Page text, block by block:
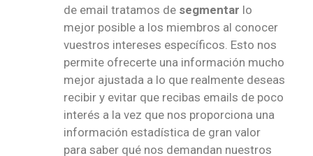
de email tratamos de segmentar lo
mejor posible a los miembros al conocer
vuestros intereses específicos. Esto nos
permite ofrecerte una información mucho
mejor ajustada a lo que realmente deseas
recibir y evitar que recibas emails de poco
interés a la vez que nos proporciona una
información estadística de gran valor
para saber qué nos demandan nuestros